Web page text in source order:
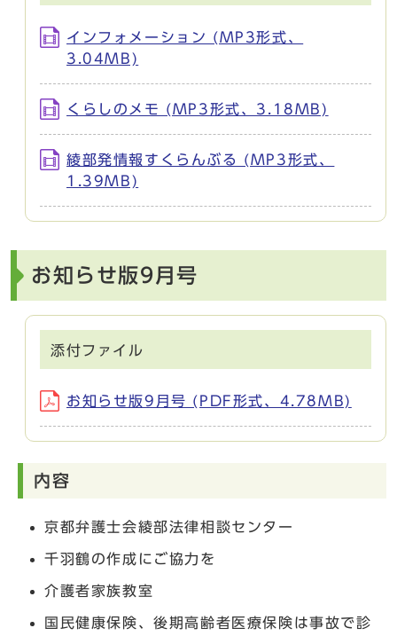
インフォメーション (MP3形式、
3.04MB)
くらしのメモ (MP3形式、3.18MB)
綾部発情報すくらんぶる (MP3形式、
1.39MB)
お知らせ版9月号
添付ファイル
お知らせ版9月号 (PDF形式、4.78MB)
内容
京都弁護士会綾部法律相談センター
千羽鶴の作成にご協力を
介護者家族教室
国民健康保険、後期高齢者医療保険は事故で診